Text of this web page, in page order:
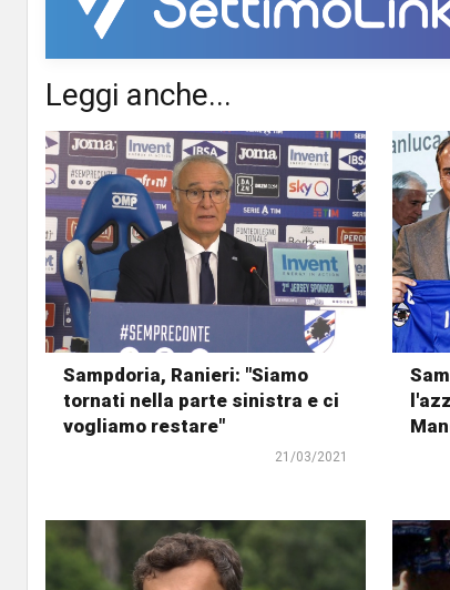
Leggi anche...
Sampdoria, Ranieri: "Siamo
tornati nella parte sinistra e ci
vogliamo restare"
21/03/2021